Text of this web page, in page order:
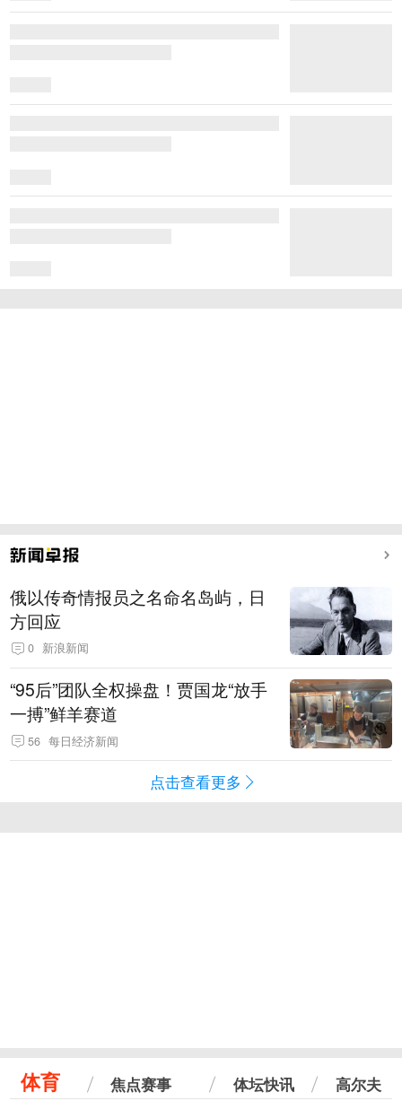
俄以传奇情报员之名命名岛屿，日
方回应
0 新浪新闻
“95后”团队全权操盘！贾国龙“放手
一搏”鲜羊赛道
56 每日经济新闻
点击查看更多
体育 焦点赛事 体坛快讯 高尔夫